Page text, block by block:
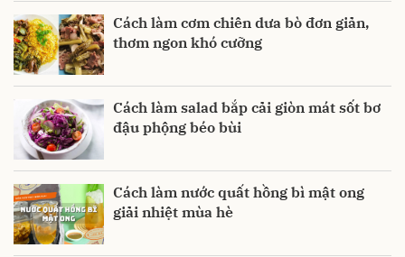
Cách làm cơm chiên dưa bò đơn giản,
thơm ngon khó cưỡng
Cách làm salad bắp cải giòn mát sốt bơ
đậu phộng béo bùi
Cách làm nước quất hồng bì mật ong
giải nhiệt mùa hè